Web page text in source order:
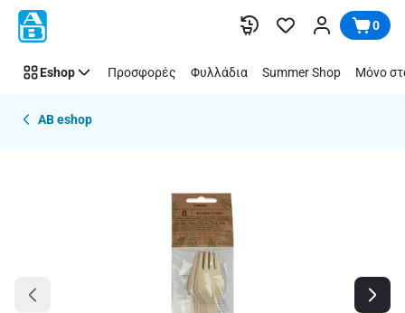
Παράλειψη 0
Eshop Προσφορές Φυλλάδια Summer Shop Μόνο
AB eshop